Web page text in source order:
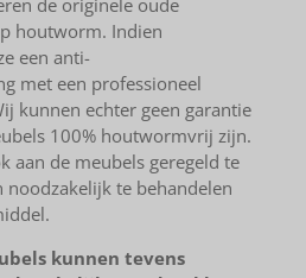
de originele oude
houtworm. Indien
een anti-
met een professioneel
kunnen echter geen garantie
100% houtwormvrij zijn.
aan de meubels geregeld te
te behandelen
kunnen tevens